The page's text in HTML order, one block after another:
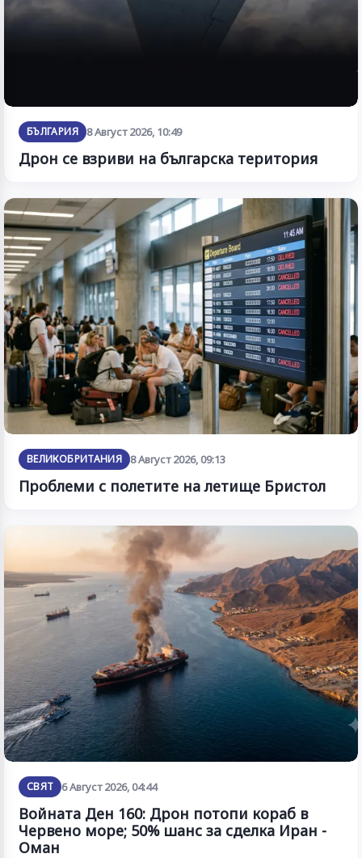
БЪЛГАРИЯ 8 Август 2026, 10:49
Дрон се взриви на българска територия
ВЕЛИКОБРИТАНИЯ 8 Август 2026, 09:13
Проблеми с полетите на летище Бристол
СВЯТ 6 Август 2026, 04:44
Войната Ден 160: Дрон потопи кораб в
Червено море; 50% шанс за сделка Иран -
Оман